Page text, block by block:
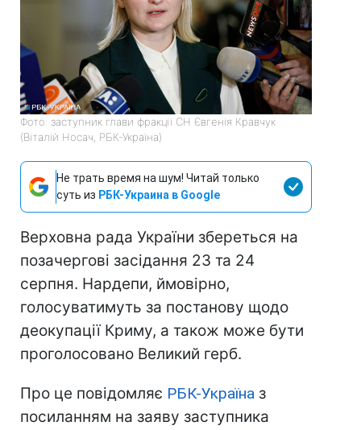
Фото: заступник глави фракції СН Євгенія Кравчук
(Віталій Носач, РБК-Україна)
Не трать время на шум! Читай только
суть из РБК-Украина в Google
Верховна рада України збереться на
позачергові засідання 23 та 24
серпня. Нардепи, ймовірно,
голосуватимуть за постанову щодо
деокупації Криму, а також може бути
проголосовано Великий герб.
Про це повідомляє РБК-Україна з
посиланням на заяву заступника